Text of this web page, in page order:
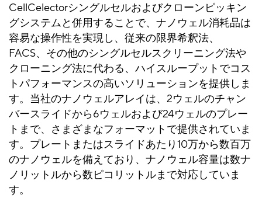
CellCelectorシングルセルおよびクローンピッキン
グシステムと併用することで、ナノウェル消耗品は
容易な操作性を実現し、従来の限界希釈法、
FACS、その他のシングルセルスクリーニング法や
クローニング法に代わる、ハイスループットでコス
トパフォーマンスの高いソリューションを提供しま
す。 当社のナノウェルアレイは、2ウェルのチャン
バースライドから6ウェルおよび24ウェルのプレー
トまで、さまざまなフォーマットで提供されていま
す。プレートまたはスライドあたり10万から数百万
のナノウェルを備えており、ナノウェル容量は数ナ
ノリットルから数ピコリットルまで対応していま
す。